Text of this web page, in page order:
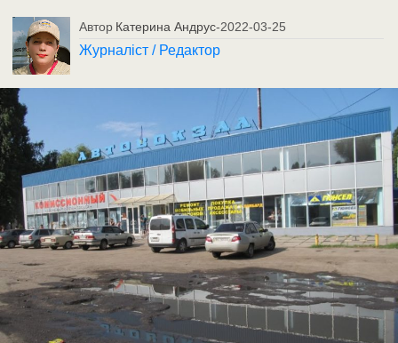
Автор Катерина Андрус-2022-03-25
Журналіст / Редактор